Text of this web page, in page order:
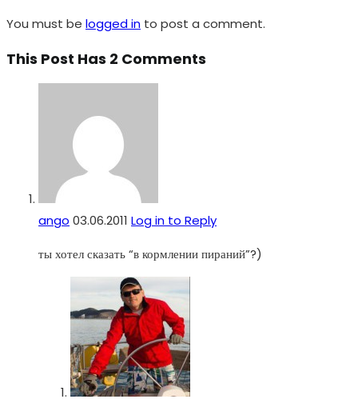
You must be logged in to post a comment.
This Post Has 2 Comments
ango 03.06.2011 Log in to Reply
ты хотел сказать “в кормлении пираний”?)